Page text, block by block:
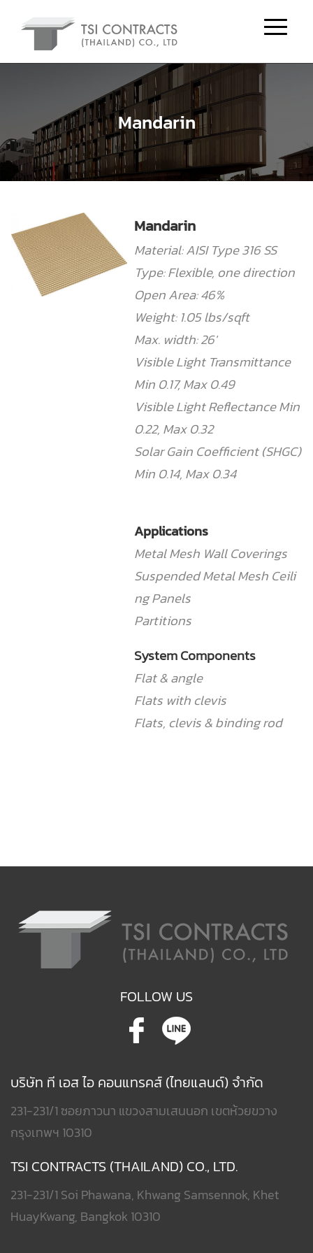
Mandarin
Mandarin
Material: AISI Type 316 SS
Type: Flexible, one direction
Open Area: 46%
Weight: 1.05 lbs/sqft
Max. width: 26′
Visible Light Transmittance
Min 0.17, Max 0.49
Visible Light Reflectance Min
0.22, Max 0.32
Solar Gain Coefficient (SHGC)
Min 0.14, Max 0.34
Applications
Metal Mesh Wall Coverings
Suspended Metal Mesh Ceili
ng Panels
Partitions
System Components
Flat & angle
Flats with clevis
Flats, clevis & binding rod
FOLLOW US
บริษัท ที เอส ไอ คอนแทรคส์ (ไทยแลนด์) จำกัด
231-231/1 ซอยภาวนา แขวงสามเสนนอก เขตห้วยขวาง
กรุงเทพฯ 10310
TSI CONTRACTS (THAILAND) CO., LTD.
231-231/1 Soi Phawana, Khwang Samsennok, Khet
HuayKwang, Bangkok 10310